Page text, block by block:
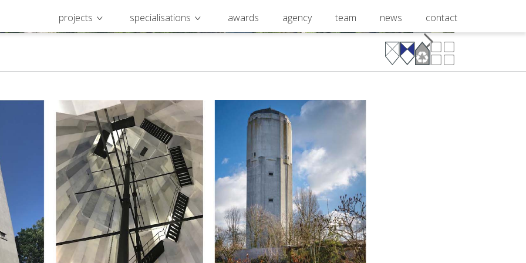
projects specialisations awards agency team news contact